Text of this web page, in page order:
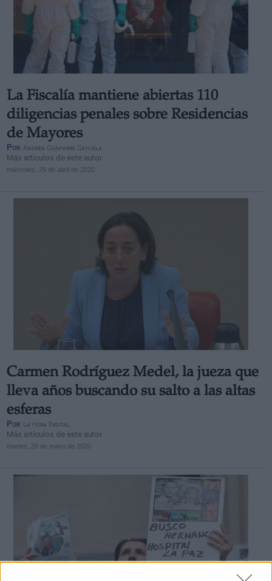
La Fiscalía mantiene abiertas 110
diligencias penales sobre Residencias
de Mayores
Por Andrea Chaparro Cayuela
Más artículos de este autor
miércoles, 29 de abril de 2020
Carmen Rodríguez Medel, la jueza que
lleva años buscando su salto a las altas
esferas
Por La Hora Digital
Más artículos de este autor
martes, 26 de mayo de 2020